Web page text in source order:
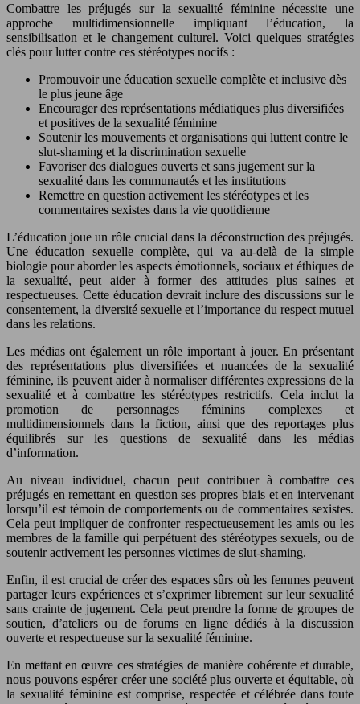
Combattre les préjugés sur la sexualité féminine nécessite une
approche multidimensionnelle impliquant l’éducation, la
sensibilisation et le changement culturel. Voici quelques stratégies
clés pour lutter contre ces stéréotypes nocifs :
Promouvoir une éducation sexuelle complète et inclusive dès
le plus jeune âge
Encourager des représentations médiatiques plus diversifiées
et positives de la sexualité féminine
Soutenir les mouvements et organisations qui luttent contre le
slut-shaming et la discrimination sexuelle
Favoriser des dialogues ouverts et sans jugement sur la
sexualité dans les communautés et les institutions
Remettre en question activement les stéréotypes et les
commentaires sexistes dans la vie quotidienne
L’éducation joue un rôle crucial dans la déconstruction des préjugés.
Une éducation sexuelle complète, qui va au-delà de la simple
biologie pour aborder les aspects émotionnels, sociaux et éthiques de
la sexualité, peut aider à former des attitudes plus saines et
respectueuses. Cette éducation devrait inclure des discussions sur le
consentement, la diversité sexuelle et l’importance du respect mutuel
dans les relations.
Les médias ont également un rôle important à jouer. En présentant
des représentations plus diversifiées et nuancées de la sexualité
féminine, ils peuvent aider à normaliser différentes expressions de la
sexualité et à combattre les stéréotypes restrictifs. Cela inclut la
promotion de personnages féminins complexes et
multidimensionnels dans la fiction, ainsi que des reportages plus
équilibrés sur les questions de sexualité dans les médias
d’information.
Au niveau individuel, chacun peut contribuer à combattre ces
préjugés en remettant en question ses propres biais et en intervenant
lorsqu’il est témoin de comportements ou de commentaires sexistes.
Cela peut impliquer de confronter respectueusement les amis ou les
membres de la famille qui perpétuent des stéréotypes sexuels, ou de
soutenir activement les personnes victimes de slut-shaming.
Enfin, il est crucial de créer des espaces sûrs où les femmes peuvent
partager leurs expériences et s’exprimer librement sur leur sexualité
sans crainte de jugement. Cela peut prendre la forme de groupes de
soutien, d’ateliers ou de forums en ligne dédiés à la discussion
ouverte et respectueuse sur la sexualité féminine.
En mettant en œuvre ces stratégies de manière cohérente et durable,
nous pouvons espérer créer une société plus ouverte et équitable, où
la sexualité féminine est comprise, respectée et célébrée dans toute